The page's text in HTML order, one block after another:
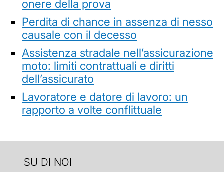
onere della prova
Perdita di chance in assenza di nesso
causale con il decesso
Assistenza stradale nell’assicurazione
moto: limiti contrattuali e diritti
dell’assicurato
Lavoratore e datore di lavoro: un
rapporto a volte conflittuale
SU DI NOI